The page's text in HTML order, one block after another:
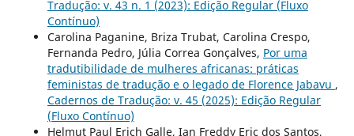
Tradução: v. 43 n. 1 (2023): Edição Regular (Fluxo
Contínuo)
Carolina Paganine, Briza Trubat, Carolina Crespo,
Fernanda Pedro, Júlia Correa Gonçalves, Por uma
tradutibilidade de mulheres africanas: práticas
feministas de tradução e o legado de Florence Jabavu ,
Cadernos de Tradução: v. 45 (2025): Edição Regular
(Fluxo Contínuo)
Helmut Paul Erich Galle, Ian Freddy Eric dos Santos,